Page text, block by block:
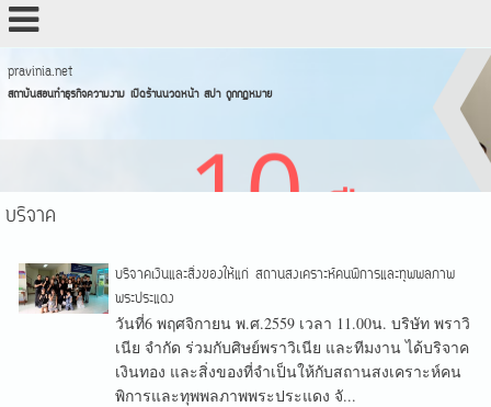
pravinia.net
สถาบันสอนทำธุรกิจความงาม เปิดร้านนวดหน้า สปา ถูกกฏหมาย
บริจาค
บริจาคเงินและสิ่งของให้แก่ สถานสงเคราะห์คนพิการและทุพพลภาพ
พระประแดง
วันที่6 พฤศจิกายน พ.ศ.2559 เวลา 11.00น. บริษัท พราวิ
เนีย จำกัด ร่วมกับศิษย์พราวิเนีย และทีมงาน ได้บริจาค
เงินทอง และสิ่งของที่จำเป็นให้กับสถานสงเคราะห์คน
พิการและทุพพลภาพพระประแดง จั...